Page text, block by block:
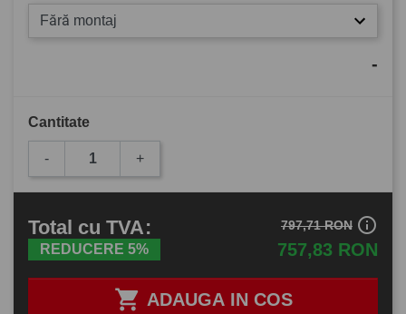
Fără montaj
-
Cantitate
- +
 ADAUGA IN COS
Total cu TVA:
REDUCERE 5% 757,83 RON
797,71 RON info_outline